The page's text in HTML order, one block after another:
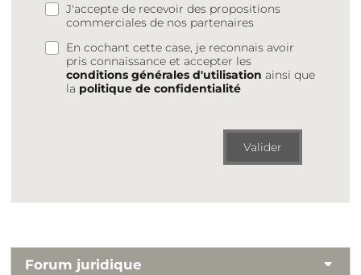
J'accepte de recevoir des propositions
commerciales de nos partenaires
En cochant cette case, je reconnais avoir
pris connaissance et accepter les
conditions générales d'utilisation ainsi que
la politique de confidentialité
Valider
Forum juridique